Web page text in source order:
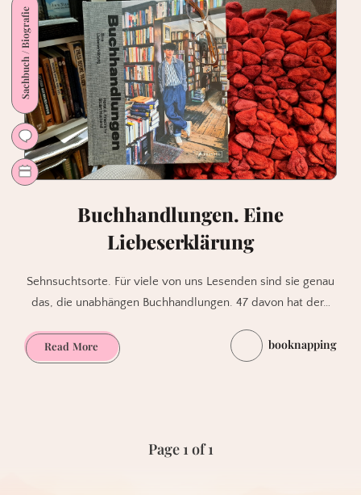
Sachbuch / Biografie
Buchhandlungen. Eine
Liebeserklärung
Sehnsuchtsorte. Für viele von uns Lesenden sind sie genau
das, die unabhängen Buchhandlungen. 47 davon hat der…
Read MoreBuchhandlungen.
Eine
booknapping
Page 1 of 1